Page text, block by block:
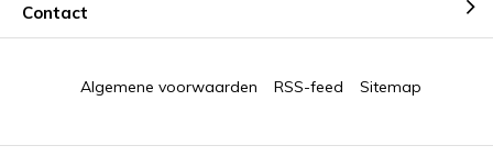
Contact
Algemene voorwaarden RSS-feed Sitemap